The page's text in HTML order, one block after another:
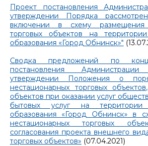
Проект постановления
утверждении Порядка
включении в схему размещения
торговых объектов на
образования «Город Обнинск»"
Сводка предложений по
постановления
утверждении Положения о
нестационарных торговых
объектов при оказании услуг
бытовых услуг на территории
образования «Город Обнинск» в
нестационарных торговых
согласования проекта внешнего
торговых объектов» (07.04.2021)